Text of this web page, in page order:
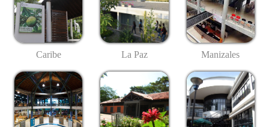
Caribe La Paz Manizales